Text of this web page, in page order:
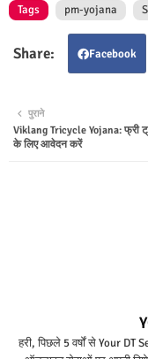
Tags pm-yojana
Facebook
पुराने
Viklang Tricycle Yojana: फ्री
के लिए आवेदन करें
हरी, पिछले 5 वर्षों से Your